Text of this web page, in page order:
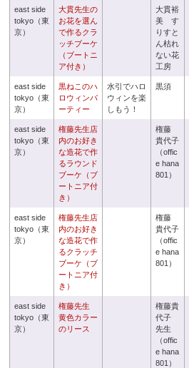
east side
tokyo（東
京）
大貫先生の
お花を選ん
で作るクラ
ッチブーケ
（ブートニ
ア付き）
大貫裕
美 す
りすと
ん枯れ
ない花
工房
east side
tokyo（東
京）
黒ねこのハ
ロウィンパ
ーティー
水引でハロ
ウィンを楽
しもう！
黒須
east side
tokyo（東
京）
権藤先生店
内のお好き
な造花で作
るラウンド
ブーケ（ブ
ートニア付
き）
権藤
貴代子
（offic
e hana
801）
east side
tokyo（東
京）
権藤先生店
内のお好き
な造花で作
るクラッチ
ブーケ（ブ
ートニア付
き）
権藤
貴代子
（offic
e hana
801）
east side
tokyo（東
京）
権藤先生
黄色カラー
のリース
権藤貴
代子
先生
（offic
e hana
801）